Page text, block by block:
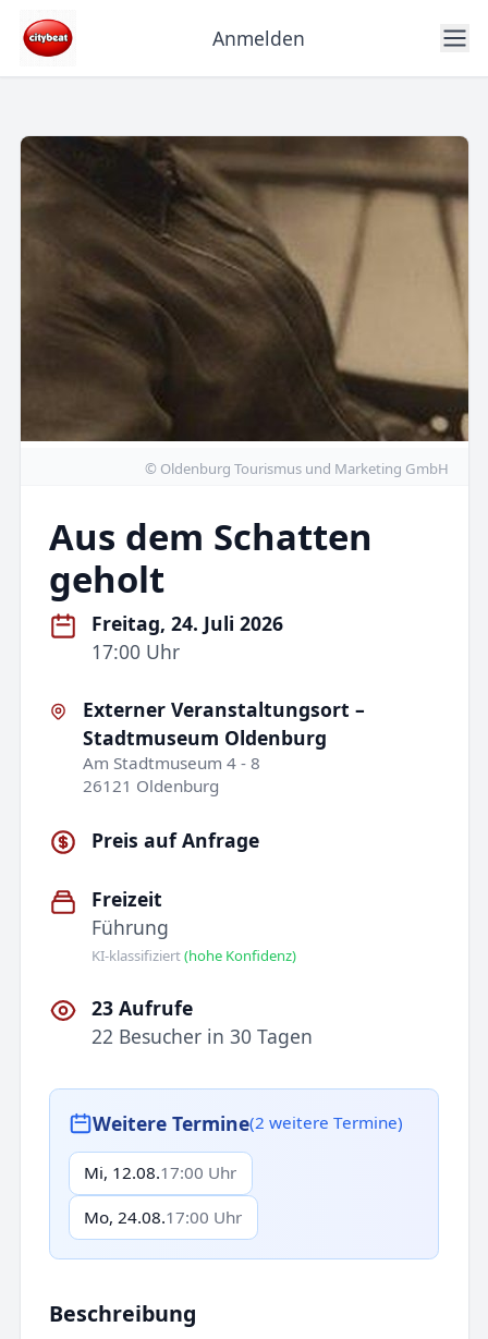
Anmelden
© Oldenburg Tourismus und Marketing GmbH
Aus dem Schatten
geholt
Freitag, 24. Juli 2026
17:00 Uhr
Externer Veranstaltungsort –
Stadtmuseum Oldenburg
Am Stadtmuseum 4 - 8
26121 Oldenburg
Preis auf Anfrage
Freizeit
Führung
KI-klassifiziert(hohe Konfidenz)
23 Aufrufe
22 Besucher in 30 Tagen
Weitere Termine(2 weitere Termine)
Mi, 12.08.17:00 Uhr
Mo, 24.08.17:00 Uhr
Beschreibung